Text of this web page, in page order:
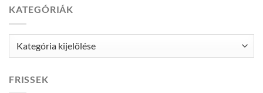
KATEGÓRIÁK
Kategóriák
FRISSEK